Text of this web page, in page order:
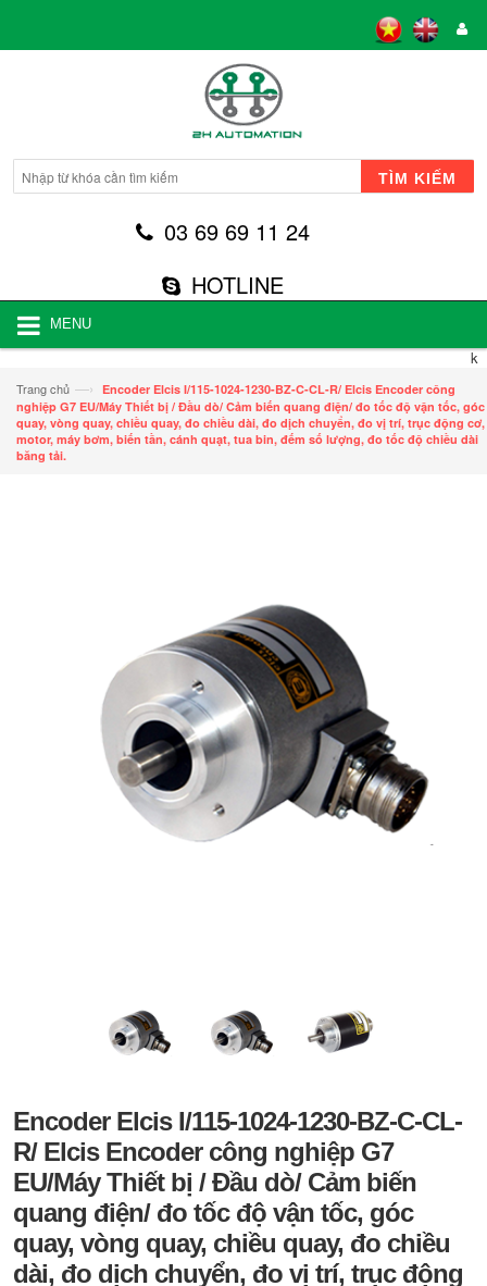
TÌM KIẾM
03 69 69 11 24
HOTLINE
MENU
k
Trang chủ —› Encoder Elcis I/115-1024-1230-BZ-C-CL-R/ Elcis Encoder công
nghiệp G7 EU/Máy Thiết bị / Đầu dò/ Cảm biến quang điện/ đo tốc độ vận tốc, góc
quay, vòng quay, chiều quay, đo chiều dài, đo dịch chuyển, đo vị trí, trục động cơ,
motor, máy bơm, biến tần, cánh quạt, tua bin, đếm số lượng, đo tốc độ chiều dài
băng tải.
Encoder Elcis I/115-1024-1230-BZ-C-CL-
R/ Elcis Encoder công nghiệp G7
EU/Máy Thiết bị / Đầu dò/ Cảm biến
quang điện/ đo tốc độ vận tốc, góc
quay, vòng quay, chiều quay, đo chiều
dài, đo dịch chuyển, đo vị trí, trục động